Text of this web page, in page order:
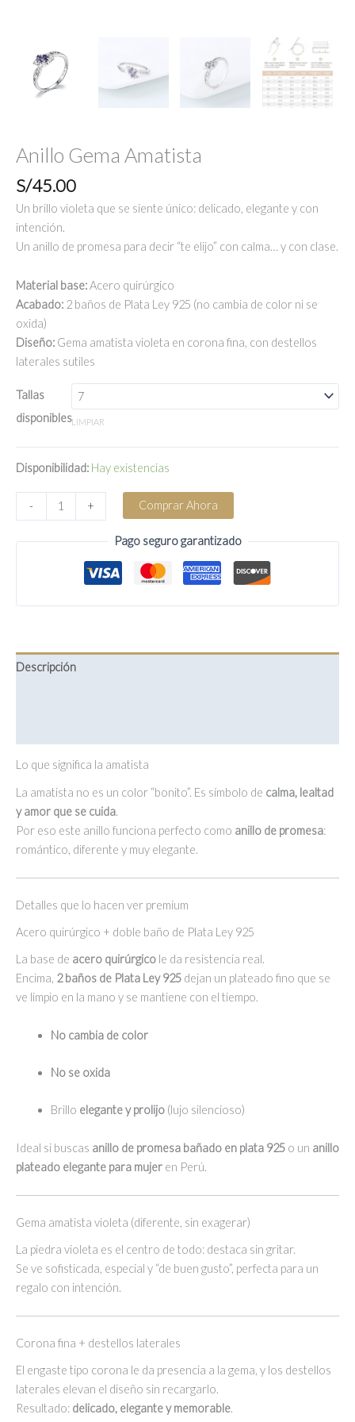
Anillo Gema Amatista
S/45.00
Un brillo violeta que se siente único: delicado, elegante y con
intención.
Un anillo de promesa para decir “te elijo” con calma… y con clase.
Material base:Acero quirúrgico
Acabado: 2 baños de Plata Ley 925 (no cambia de color ni se
oxida)
Diseño: Gema amatista violeta en corona fina, con destellos
laterales sutiles
Tallas
disponiblesLIMPIAR
Disponibilidad: Hay existencias
-
Gema
Amatista
+ Comprar Ahora
Pago seguro garantizado
Descripción
Lo que significa la amatista
La amatista no es un color “bonito”. Es símbolo de calma, lealtad
y amor que se cuida.
Por eso este anillo funciona perfecto como anillo de promesa:
romántico, diferente y muy elegante.
Detalles que lo hacen ver premium
Acero quirúrgico + doble baño de Plata Ley 925
La base de acero quirúrgico le da resistencia real.
Encima, 2 baños de Plata Ley 925 dejan un plateado fino que se
ve limpio en la mano y se mantiene con el tiempo.
No cambia de color
No se oxida
Brillo elegante y prolijo(lujo silencioso)
Ideal si buscas anillo de promesa bañado en plata 925 o un anillo
plateado elegante para mujer en Perú.
Gema amatista violeta (diferente, sin exagerar)
La piedra violeta es el centro de todo: destaca sin gritar.
Se ve sofisticada, especial y “de buen gusto”, perfecta para un
regalo con intención.
Corona fina + destellos laterales
El engaste tipo corona le da presencia a la gema, y los destellos
laterales elevan el diseño sin recargarlo.
Resultado: delicado, elegante y memorable.